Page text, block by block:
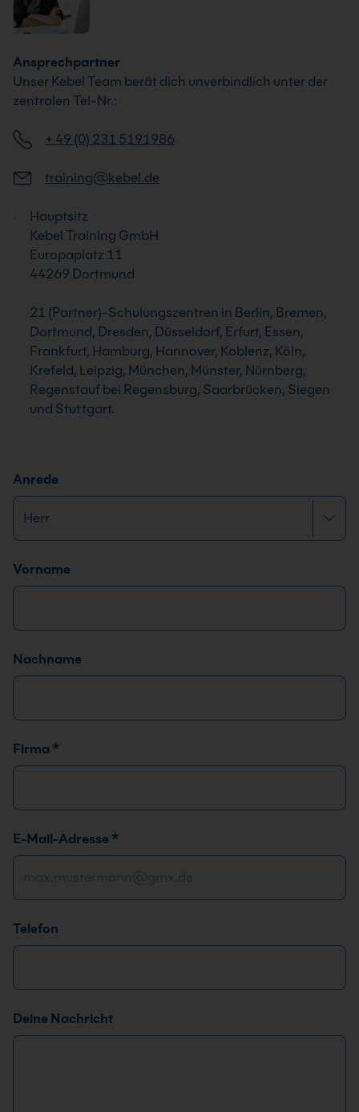
Ansprechpartner
Unser Kebel Team berät dich unverbindlich unter der
zentralen Tel-Nr.:
+ 49 (0) 231 5191986
training@kebel.de
Hauptsitz
Kebel Training GmbH
Europaplatz 11
44269 Dortmund
21 (Partner)-Schulungszentren in Berlin, Bremen,
Dortmund, Dresden, Düsseldorf, Erfurt, Essen,
Frankfurt, Hamburg, Hannover, Koblenz, Köln,
Krefeld, Leipzig, München, Münster, Nürnberg,
Regenstauf bei Regensburg, Saarbrücken, Siegen
und Stuttgart.
Anrede
Name*
Vorname
Nachname
Firma *
E-Mail-Adresse *
Telefon
D
e
Deine Nachricht